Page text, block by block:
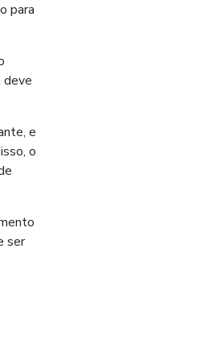
para
deve
e
o
ser